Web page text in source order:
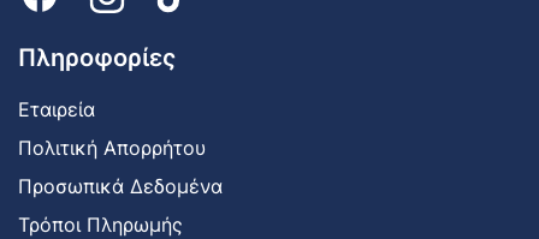
Πληροφορίες
Εταιρεία
Πολιτική Απορρήτου
Προσωπικά Δεδομένα
Τρόποι Πληρωμής